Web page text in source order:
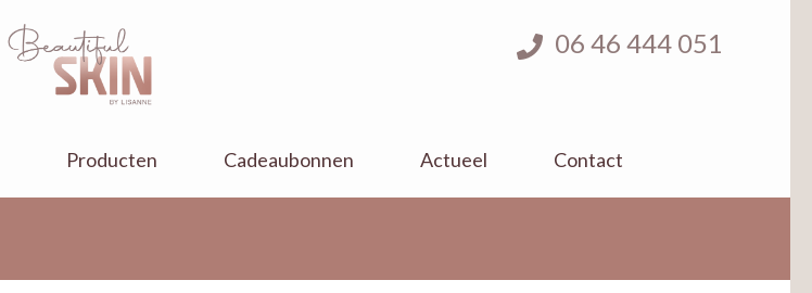
06 46 444 051
Producten Cadeaubonnen Actueel Contact